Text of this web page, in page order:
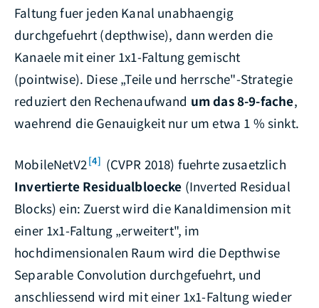
Faltung fuer jeden Kanal unabhaengig
durchgefuehrt (depthwise), dann werden die
Kanaele mit einer 1x1-Faltung gemischt
(pointwise). Diese „Teile und herrsche"-Strategie
reduziert den Rechenaufwand um das 8-9-fache,
waehrend die Genauigkeit nur um etwa 1 % sinkt.
MobileNetV2[4] (CVPR 2018) fuehrte zusaetzlich
Invertierte Residualbloecke (Inverted Residual
Blocks) ein: Zuerst wird die Kanaldimension mit
einer 1x1-Faltung „erweitert", im
hochdimensionalen Raum wird die Depthwise
Separable Convolution durchgefuehrt, und
anschliessend wird mit einer 1x1-Faltung wieder